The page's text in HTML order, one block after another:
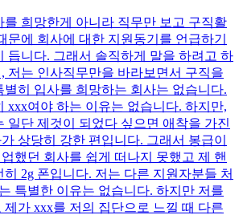
를 희망한게 아니라 직무만 보고 구직활
문에 회사에 대한 지원동기를 언급하기
듭니다. 그래서 솔직하게 말을 하려고 하
저는 인사직무만을 바라보면서 구직을
별히 입사를 희망하는 회사는 없습니다.
xxx여야 하는 이유는 없습니다. 하지만,
일단 제것이 되었다 싶으면 애착을 가진
상당히 강한 편입니다. 그래서 봉급이
했던 회사를 쉽게 떠나지 못했고 제 핸
히 2g 폰입니다. 저는 다른 지원자분들 처
특별한 이유는 없습니다. 하지만 저를
제가 xxx를 저의 집단으로 느낄 때 다른